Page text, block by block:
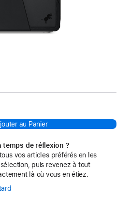
au Panier
temps de réflexion ?
vos articles préférés en les
puis revenez à tout
là où vous en étiez.